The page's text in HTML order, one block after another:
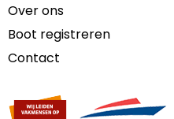
Over ons
Boot registreren
Contact